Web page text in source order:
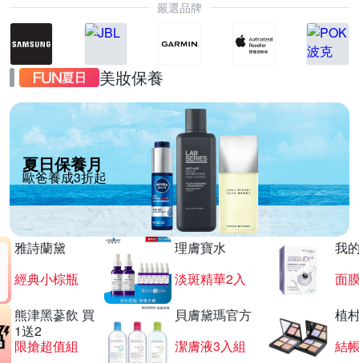
嚴選品牌
美妝保養
夏日保養月
歐爸養成3折起
雅詩蘭黛
經典小棕瓶
理膚寶水
淡斑精華2入
我
面
熊津黑蔘飲 買
1送2
限搶超值組
貝膚黛瑪官方
潔膚液3入組
植
結